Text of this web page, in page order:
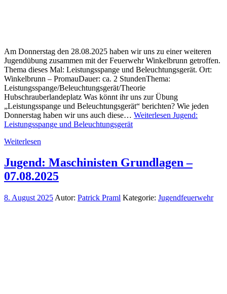
Am Donnerstag den 28.08.2025 haben wir uns zu einer weiteren
Jugendübung zusammen mit der Feuerwehr Winkelbrunn getroffen.
Thema dieses Mal: Leistungsspange und Beleuchtungsgerät. Ort:
Winkelbrunn – PromauDauer: ca. 2 StundenThema:
Leistungsspange/Beleuchtungsgerät/Theorie
Hubschrauberlandeplatz Was könnt ihr uns zur Übung
„Leistungsspange und Beleuchtungsgerät“ berichten? Wie jeden
Donnerstag haben wir uns auch diese… Weiterlesen Jugend:
Leistungsspange und Beleuchtungsgerät
Weiterlesen
Jugend: Maschinisten Grundlagen –
07.08.2025
8. August 2025 Autor: Patrick Praml Kategorie: Jugendfeuerwehr